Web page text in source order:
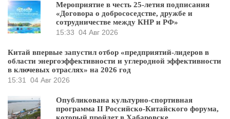
Мероприятие в честь 25-летия подписания
«Договора о добрососедстве, дружбе и
сотрудничестве между КНР и РФ»
15:33 04 Авг 2026
Китай впервые запустил отбор «предприятий-лидеров в
области энергоэффективности и углеродной эффективности
в ключевых отраслях» на 2026 год
15:31
04 Авг 2026
Опубликована культурно-спортивная
программа II Российско-Китайского форума,